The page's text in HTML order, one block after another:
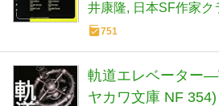
井康隆
日本SF作家ク
751
軌道エレベーター
ヤカワ文庫 NF 354)